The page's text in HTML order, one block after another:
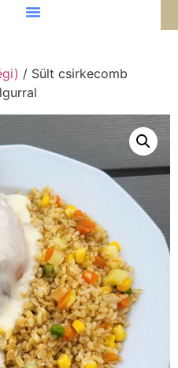
/ Sült csirkecomb